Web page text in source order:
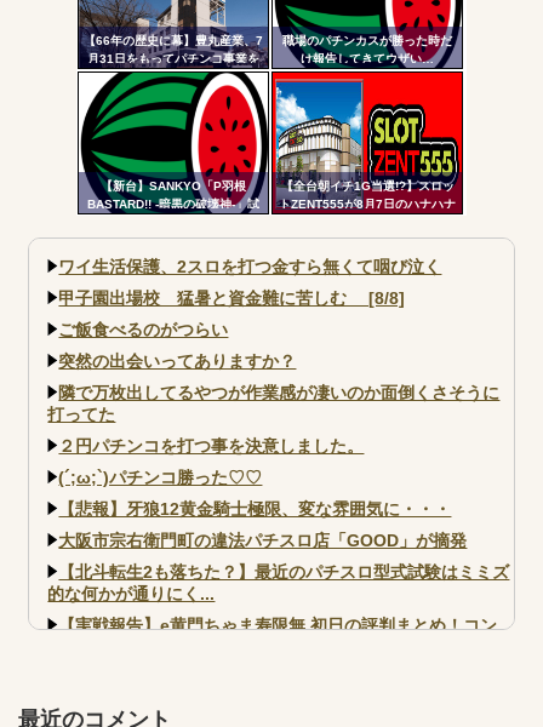
【66年の歴史に幕】豊丸産業、7
月31日をもってパチンコ事業を
停止へ ナナシーやコマコマ倶
楽部マやウィッチブレイド…た
くさんの名機をありがとう
職場のパチンカスが勝った時だ
け報告してきてウザい…
【新台】SANKYO「P羽根
BASTARD!! -暗黒の破壊神-」試
チーズっぽい役物で間違いなく
面白いし、月2万円...
【全台朝イチ1G当選!?】スロッ
トZENT555が8月7日のハナハナ
ｗｗｗｗ
ワイ生活保護、2スロを打つ金すら無くて咽び泣く
甲子園出場校 猛暑と資金難に苦しむ [8/8]
ご飯食べるのがつらい
突然の出会いってありますか？
隣で万枚出してるやつが作業感が凄いのか面倒くさそうに
打ってた
２円パチンコを打つ事を決意しました。
(´;ω;`)パチンコ勝った♡♡
【悲報】牙狼12黄金騎士極限、変な雰囲気に・・・
大阪市宗右衛門町の違法パチスロ店「GOOD」が摘発
【北斗転生2も落ちた？】最近のパチスロ型式試験はミミズ
的な何かが通りにく...
【実戦報告】e黄門ちゃま寿限無 初日の評判まとめ！コン
最近のコメント